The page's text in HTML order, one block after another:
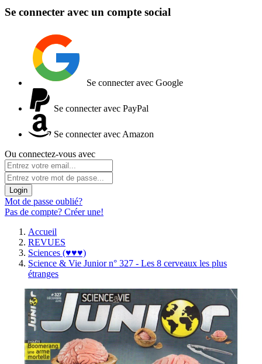
Se connecter avec un compte social
Se connecter avec Google
Se connecter avec PayPal
Se connecter avec Amazon
Ou connectez-vous avec
Login
Mot de passe oublié?
Pas de compte? Créer une!
Accueil
REVUES
Sciences (♥♥♥)
Science & Vie Junior n° 327 - Les 8 cerveaux les plus
étranges